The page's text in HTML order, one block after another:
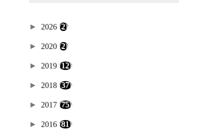
► 2026 (2)
► 2020 (2)
► 2019 (12)
► 2018 (37)
► 2017 (75)
► 2016 (81)